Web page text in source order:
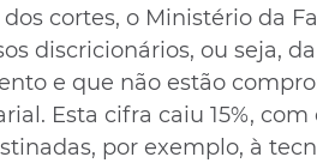
dos cortes, o Ministério da
discricionários, ou seja,
e que não estão
Esta cifra caiu 15%,
por exemplo, à